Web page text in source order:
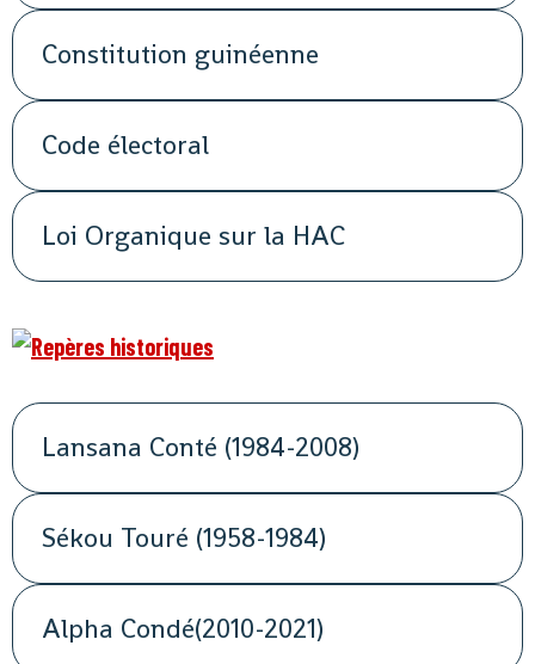
Constitution guinéenne
Code électoral
Loi Organique sur la HAC
Lansana Conté (1984-2008)
Sékou Touré (1958-1984)
Alpha Condé(2010-2021)